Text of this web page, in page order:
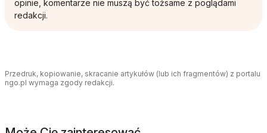
opinie, komentarze nie muszą być tożsame z poglądami
redakcji.
Przedruk, kopiowanie, skracanie artykułów (lub ich fragmentów) z portalu
ngo.pl wymaga zgody redakcji.